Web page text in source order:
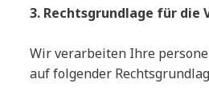
3. Rechtsgrundlage für die
Wir verarbeiten Ihre
auf folgender